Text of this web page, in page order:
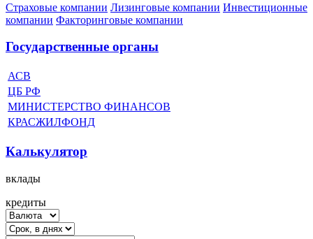
Страховые компании Лизинговые компании Инвестиционные
компании Факторинговые компании
Государственные органы
АСВ
ЦБ РФ
МИНИСТЕРСТВО ФИНАНСОВ
КРАСЖИЛФОНД
Калькулятор
вклады
кредиты